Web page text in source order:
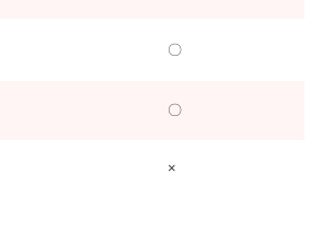
〇
〇
×